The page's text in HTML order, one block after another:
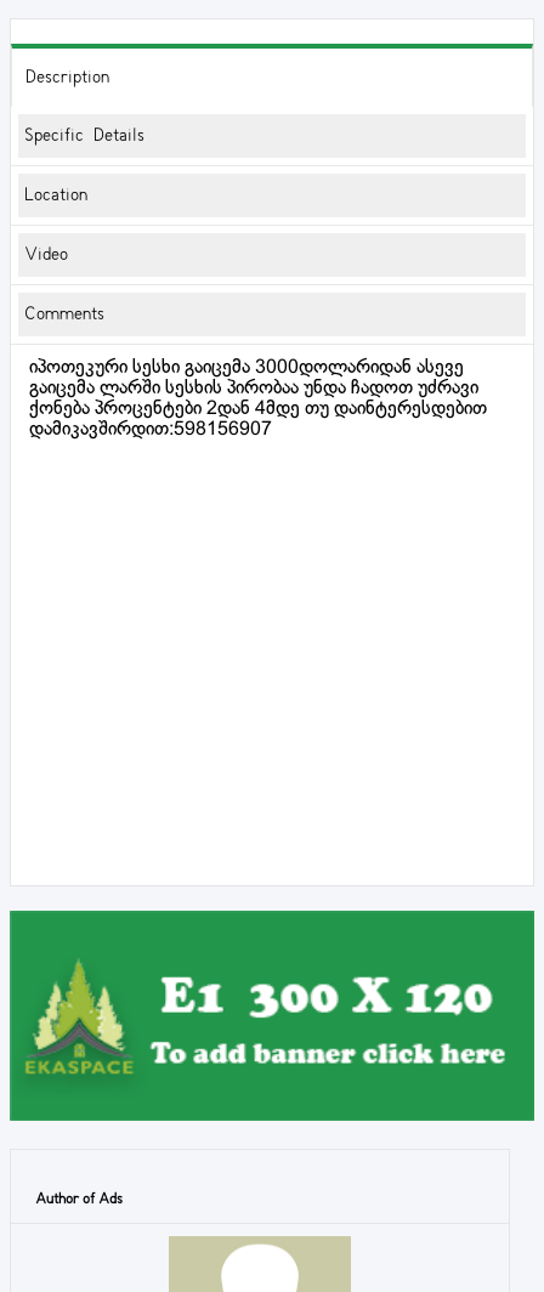
Description
Specific Details
Location
Video
Comments
იპოთეკური სესხი გაიცემა 3000დოლარიდან ასევე
გაიცემა ლარში სესხის პირობაა უნდა ჩადოთ უძრავი
ქონება პროცენტები 2დან 4მდე თუ დაინტერესდებით
დამიკავშირდით:598156907
Author of Ads